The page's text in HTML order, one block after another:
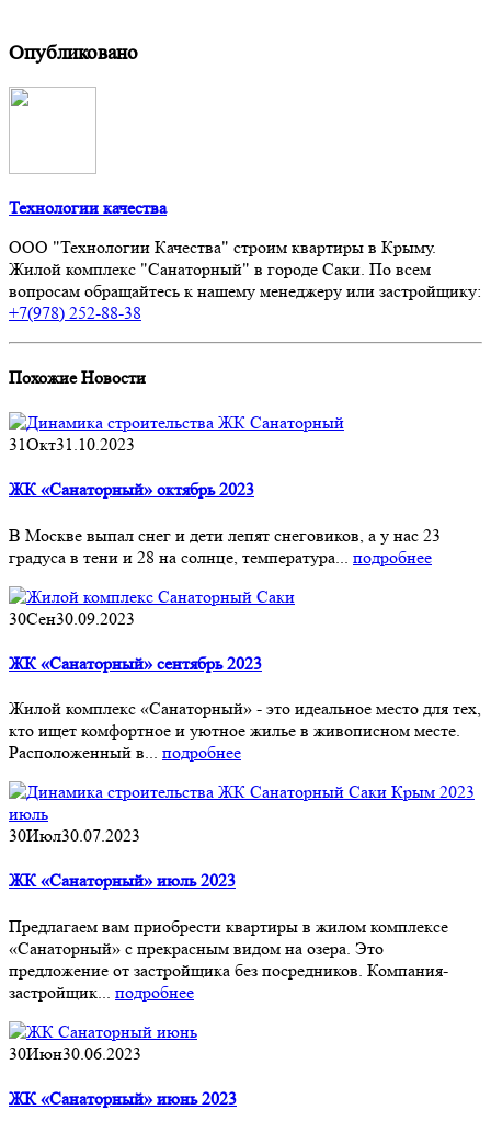
Опубликовано
Технологии качества
ООО "Технологии Качества" строим квартиры в Крыму.
Жилой комплекс "Санаторный" в городе Саки. По всем
вопросам обращайтесь к нашему менеджеру или застройщику:
+7(978) 252-88-38
ПохожиеНовости
31Окт31.10.2023
ЖК «Санаторный» октябрь 2023
В Москве выпал снег и дети лепят снеговиков, а у нас 23
градуса в тени и 28 на солнце, температура... подробнее
30Сен30.09.2023
ЖК «Санаторный» сентябрь 2023
Жилой комплекс «Санаторный» - это идеальное место для тех,
кто ищет комфортное и уютное жилье в живописном месте.
Расположенный в... подробнее
30Июл30.07.2023
ЖК «Санаторный» июль 2023
Предлагаем вам приобрести квартиры в жилом комплексе
«Санаторный» с прекрасным видом на озера. Это
предложение от застройщика без посредников. Компания-
застройщик... подробнее
30Июн30.06.2023
ЖК «Санаторный» июнь 2023